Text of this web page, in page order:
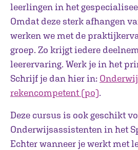
leerlingen in het
Omdat deze sterk afhangen
werken we met de
groep. Zo krijgt iedere
leerervaring. Werk je in het
Schrijf je dan hier in:
rekencompetent (po).
Deze cursus is ook geschikt
Onderwijsassistenten in het
Echter wanneer je werkt met